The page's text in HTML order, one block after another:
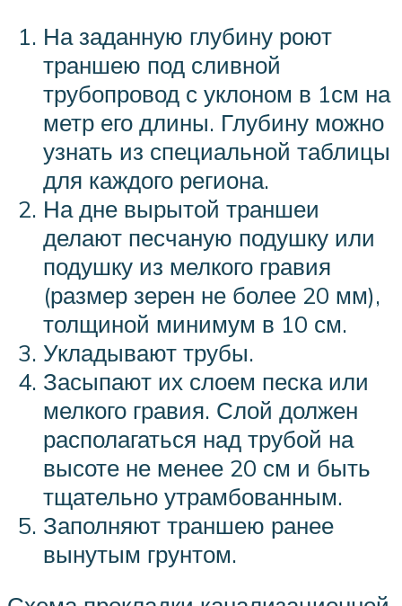
На заданную глубину роют
траншею под сливной
трубопровод с уклоном в 1см на
метр его длины. Глубину можно
узнать из специальной таблицы
для каждого региона.
На дне вырытой траншеи
делают песчаную подушку или
подушку из мелкого гравия
(размер зерен не более 20 мм),
толщиной минимум в 10 см.
Укладывают трубы.
Засыпают их слоем песка или
мелкого гравия. Слой должен
располагаться над трубой на
высоте не менее 20 см и быть
тщательно утрамбованным.
Заполняют траншею ранее
вынутым грунтом.